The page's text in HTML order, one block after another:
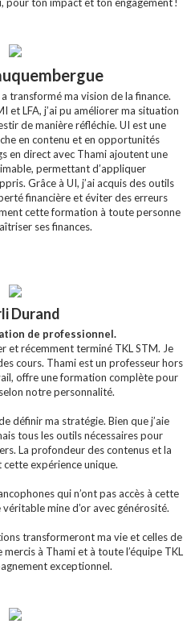
transformé ma vision de la finance.
et LFA, j’ai pu améliorer ma situation
de manière réfléchie. UI est une
en contenu et en opportunités
en direct avec Thami ajoutent une
permettant d’appliquer
Grâce à UI, j’ai acquis des outils
financière et éviter des erreurs
cette formation à toute personne
ses finances.
Durand
de professionnel.
et récemment terminé TKL STM. Je
cours. Thami est un professeur hors
offre une formation complète pour
notre personnalité.
définir ma stratégie. Bien que j’aie
tous les outils nécessaires pour
La profondeur des contenus et la
expérience unique.
qui n’ont pas accès à cette
mine d’or avec générosité.
transformeront ma vie et celles de
à Thami et à toute l’équipe TKL
exceptionnel.